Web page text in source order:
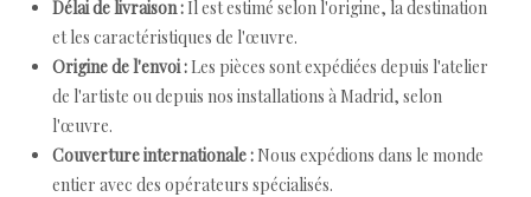
Délai de livraison : Il est estimé selon l'origine, la destination
et les caractéristiques de l'œuvre.
Origine de l'envoi : Les pièces sont expédiées depuis l'atelier
de l'artiste ou depuis nos installations à Madrid, selon
l'œuvre.
Couverture internationale : Nous expédions dans le monde
entier avec des opérateurs spécialisés.